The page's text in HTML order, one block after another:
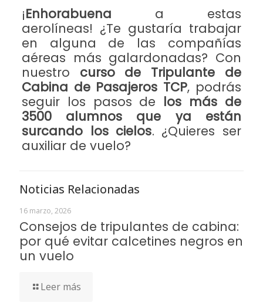
¡Enhorabuena a estas
aerolíneas! ¿Te gustaría trabajar
en alguna de las compañías
aéreas más galardonadas? Con
nuestro curso de Tripulante de
Cabina de Pasajeros TCP, podrás
seguir los pasos de los más de
3500 alumnos que ya están
surcando los cielos. ¿Quieres ser
auxiliar de vuelo?
Noticias Relacionadas
16 marzo, 2026
Consejos de tripulantes de cabina:
por qué evitar calcetines negros en
un vuelo
Leer más